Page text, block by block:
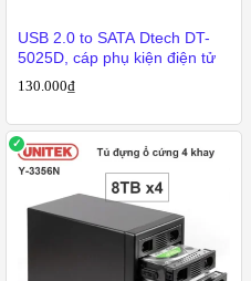
USB 2.0 to SATA Dtech DT-
5025D, cáp phụ kiện điện tử
130.000₫